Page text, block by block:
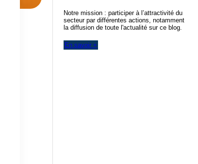
Notre mission : participer à l’attractivité du
secteur par différentes actions, notamment
la diffusion de toute l'actualité sur ce blog.
En savoir +